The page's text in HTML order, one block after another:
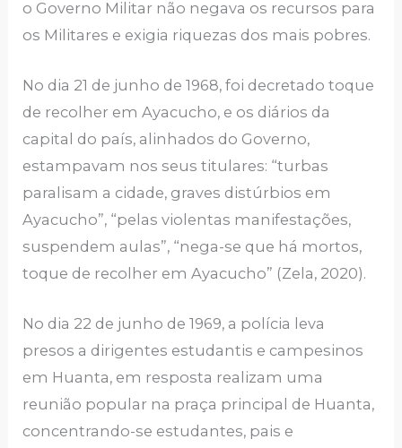
o Governo Militar não negava os recursos para
os Militares e exigia riquezas dos mais pobres.
No dia 21 de junho de 1968, foi decretado toque
de recolher em Ayacucho, e os diários da
capital do país, alinhados do Governo,
estampavam nos seus titulares: “turbas
paralisam a cidade, graves distúrbios em
Ayacucho”, “pelas violentas manifestações,
suspendem aulas”, “nega-se que há mortos,
toque de recolher em Ayacucho” (Zela, 2020).
No dia 22 de junho de 1969, a polícia leva
presos a dirigentes estudantis e campesinos
em Huanta, em resposta realizam uma
reunião popular na praça principal de Huanta,
concentrando-se estudantes, pais e